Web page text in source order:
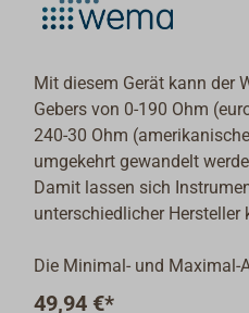
Mit diesem Gerät kann der
Gebers von 0-190 Ohm
240-30 Ohm
umgekehrt gewandelt
Damit lassen sich
unterschiedlicher Hersteller
Die Minimal- und Maximal-
49,94 €*